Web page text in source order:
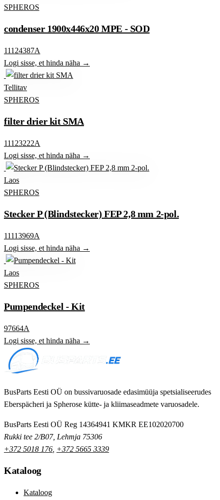
SPHEROS
condenser 1900x446x20 MPE - SOD
11124387A
Logi sisse, et hinda näha →
Tellitav
SPHEROS
filter drier kit SMA
11123222A
Logi sisse, et hinda näha →
Laos
SPHEROS
Stecker P (Blindstecker) FEP 2,8 mm 2-pol.
11113969A
Logi sisse, et hinda näha →
Laos
SPHEROS
Pumpendeckel - Kit
97664A
Logi sisse, et hinda näha →
BusParts Eesti OÜ on bussivaruosade edasimüüja spetsialiseerudes
Eberspächeri ja Spherose kütte- ja kliimaseadmete varuosadele.
BusParts Eesti OÜ Reg 14364941 KMKR EE102020700
Rukki tee 2/B07, Lehmja 75306
+372 5018 176 +372 5665 3339
Kataloog
Kataloog